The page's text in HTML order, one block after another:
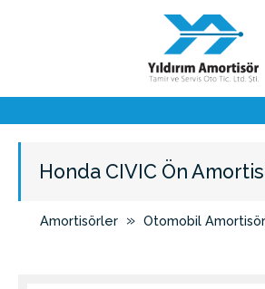
Honda CIVIC Ön
Amortisörler » Otomobil